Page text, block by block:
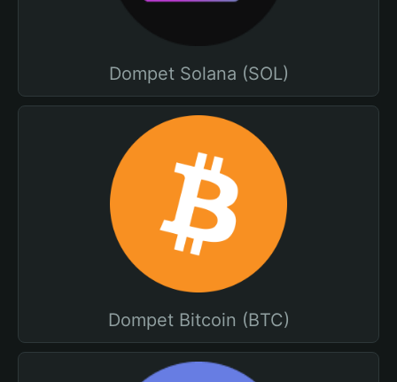
Dompet Solana (SOL)
Dompet Bitcoin (BTC)